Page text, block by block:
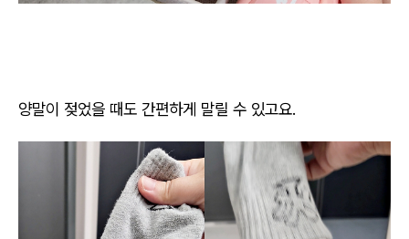
양말이 젖었을 때도 간편하게 말릴 수 있고요.